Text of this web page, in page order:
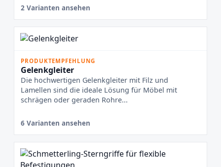
2 Varianten ansehen
PRODUKTEMPFEHLUNG
Gelenkgleiter
Die hochwertigen Gelenkgleiter mit Filz und
Lamellen sind die ideale Lösung für Möbel mit
schrägen oder geraden Rohre...
6 Varianten ansehen